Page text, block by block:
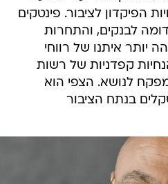
הפיקדון לציבור. פינטקים
לבנקים, והתחרות
יותר איתנו של רווחי
קפדניות של רשות
לנושא. הצפי הוא
בנתח הציבור